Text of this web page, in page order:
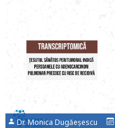
Dr. Monica Dugăeșescu